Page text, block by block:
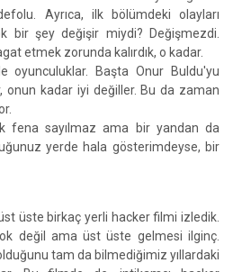
Ayrıca, ilk bölümdeki olayları
bir şey değişir miydi? Değişmezdi.
etmek zorunda kalırdık, o kadar.
oyunculuklar. Başta Onur Buldu'yu
onun kadar iyi değiller. Bu da zaman
fena sayılmaz ama bir yandan da
yerde hala gösterimdeyse, bir
üste birkaç yerli hacker filmi izledik.
değil ama üst üste gelmesi ilginç.
tam da bilmediğimiz yıllardaki